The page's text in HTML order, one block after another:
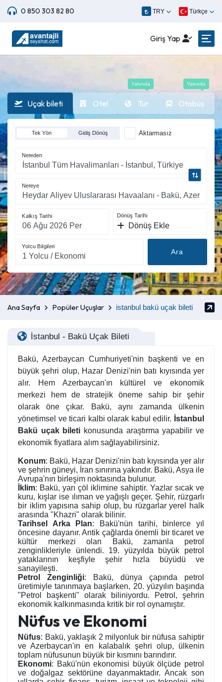
0 850 303 82 80 TRY Türkçe
Giriş Yap
Uçak bileti Otel
Yakında
Tur
Yakında
Otobüs
Tek Yön Gidiş Dönüş Aktarmasız
Nereden
Nereye
Kalkış Tarihi Dönüş Tarihi
Dönüş Ekle
Yolcu Bilgileri
Ara
Ana Sayfa Popüler Uçuşlar istanbul bakü uçak bileti
İstanbul - Bakü Uçak Bileti
Bakü, Azerbaycan Cumhuriyeti'nin başkenti ve en
büyük şehri olup, Hazar Denizi'nin batı kıyısında yer
alır. Hem Azerbaycan'ın kültürel ve ekonomik
merkezi hem de stratejik öneme sahip bir şehir
olarak öne çıkar. Bakü, aynı zamanda ülkenin
yönetimsel ve ticari kalbi olarak kabul edilir. İstanbul
Bakü uçak bileti konusunda araştırma yapabilir ve
ekonomik fiyatlara alım sağlayabilirsiniz.
Konum: Bakü, Hazar Denizi'nin batı kıyısında yer alır
ve şehrin güneyi, İran sınırına yakındır. Bakü, Asya ile
Avrupa'nın birleşim noktasında bulunur.
İklim: Bakü, yarı çöl iklimine sahiptir. Yazlar sıcak ve
kuru, kışlar ise ılıman ve yağışlı geçer. Şehir, rüzgarlı
bir iklim yapısına sahip olup, bu rüzgarlar yerel halk
arasında "Khazri" olarak bilinir.
Tarihsel Arka Plan: Bakü'nün tarihi, binlerce yıl
öncesine dayanır. Antik çağlarda önemli bir ticaret ve
kültür merkezi olan Bakü, zamanla petrol
zenginlikleriyle ünlendi. 19. yüzyılda büyük petrol
yataklarının keşfiyle şehir hızla büyüdü ve
sanayileşti.
Petrol Zenginliği: Bakü, dünya çapında petrol
üretimiyle tanınmaya başlarken, 20. yüzyılın başında
"Petrol başkenti" olarak biliniyordu. Petrol, şehrin
ekonomik kalkınmasında kritik bir rol oynamıştır.
Nüfus ve Ekonomi
Nüfus: Bakü, yaklaşık 2 milyonluk bir nüfusa sahiptir
ve Azerbaycan'ın en kalabalık şehri olup, ülkenin
toplam nüfusunun büyük bir kısmını barındırır.
Ekonomi: Bakü'nün ekonomisi büyük ölçüde petrol
ve doğalgaz sektörüne dayanmaktadır. Ancak son